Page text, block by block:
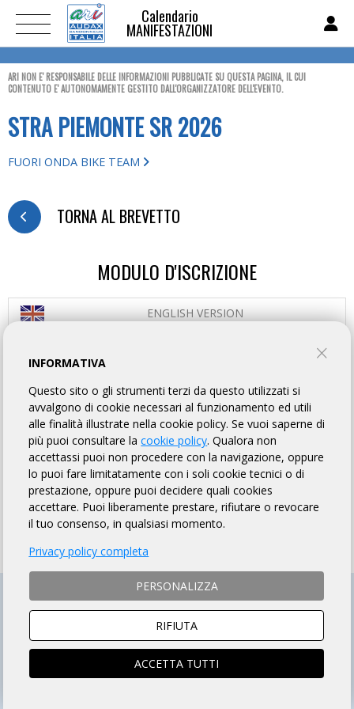
Calendario
MANIFESTAZIONI
ARI NON E' RESPONSABILE DELLE INFORMAZIONI PUBBLICATE SU QUESTA PAGINA, IL CUI
CONTENUTO E' AUTONOMAMENTE GESTITO DALL'ORGANIZZATORE DELL'EVENTO.
STRA PIEMONTE SR 2026
FUORI ONDA BIKE TEAM
TORNA AL BREVETTO
MODULO D'ISCRIZIONE
ENGLISH VERSION
MODALITÀ DI PAGAMENTO
SOCIO ARI
ACCEDI e si aprirà la scheda
iscrizione compilata
NON SOCIO ARI
Prosegui per iscriverti al
brevetto
INFORMATIVA
Questo sito o gli strumenti terzi da questo utilizzati si
avvalgono di cookie necessari al funzionamento ed utili
alle finalità illustrate nella cookie policy. Se vuoi saperne di
più puoi consultare lacookie policy. Qualora non
accettassi puoi non procedere con la navigazione, oppure
lo puoi fare limitatamente con i soli cookie tecnici o di
prestazione, oppure puoi decidere quali cookies
accettare. Puoi liberamente prestare, rifiutare o revocare
il tuo consenso, in qualsiasi momento.
Privacy policy completa
PERSONALIZZA
RIFIUTA
ACCETTA TUTTI